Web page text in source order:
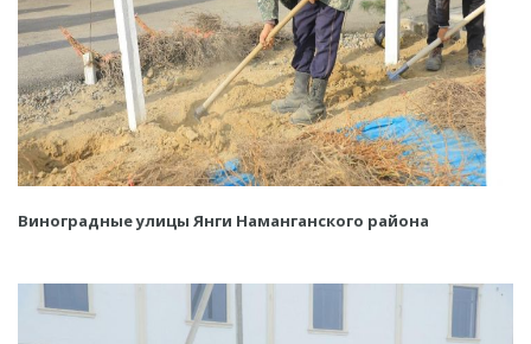
Виноградные улицы Янги Наманганского района